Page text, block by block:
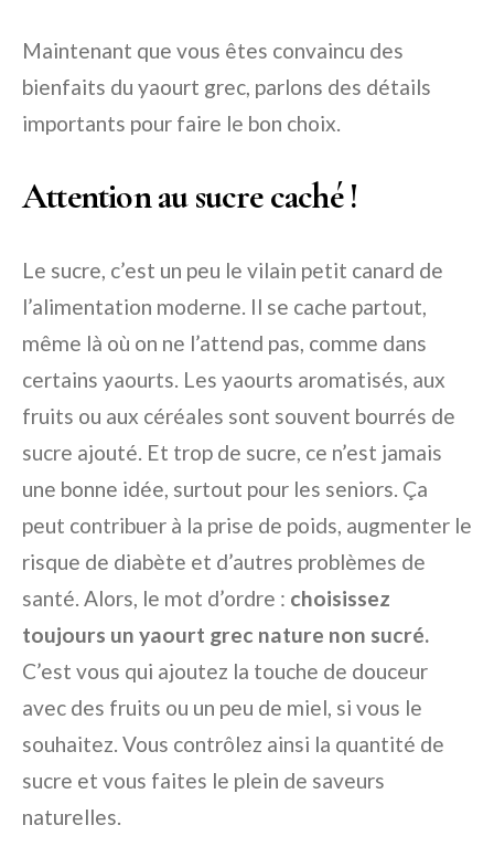
Maintenant que vous êtes convaincu des
bienfaits du yaourt grec, parlons des détails
importants pour faire le bon choix.
Attention au sucre caché !
Le sucre, c’est un peu le vilain petit canard de
l’alimentation moderne. Il se cache partout,
même là où on ne l’attend pas, comme dans
certains yaourts. Les yaourts aromatisés, aux
fruits ou aux céréales sont souvent bourrés de
sucre ajouté. Et trop de sucre, ce n’est jamais
une bonne idée, surtout pour les seniors. Ça
peut contribuer à la prise de poids, augmenter le
risque de diabète et d’autres problèmes de
santé. Alors, le mot d’ordre : choisissez
toujours un yaourt grec nature non sucré.
C’est vous qui ajoutez la touche de douceur
avec des fruits ou un peu de miel, si vous le
souhaitez. Vous contrôlez ainsi la quantité de
sucre et vous faites le plein de saveurs
naturelles.